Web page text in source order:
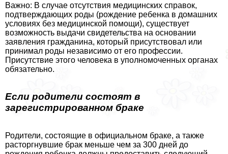
Важно: В случае отсутствия медицинских справок,
подтверждающих роды (рождение ребенка в домашних
условиях без медицинской помощи), существует
возможность выдачи свидетельства на основании
заявления гражданина, который присутствовал или
принимал роды независимо от его профессии.
Присутствие этого человека в уполномоченных органах
обязательно.
Если родители состоят в
зарегистрированном бpaке
Родители, состоящие в официальном бpaке, а также
расторгнувшие бpaк меньше чем за 300 дней до